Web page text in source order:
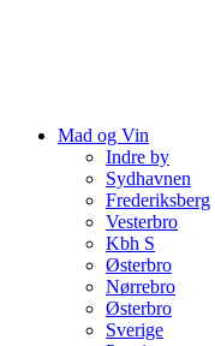
Mad og Vin
Indre by
Sydhavnen
Frederiksberg
Vesterbro
Kbh S
Østerbro
Nørrebro
Østerbro
Sverige